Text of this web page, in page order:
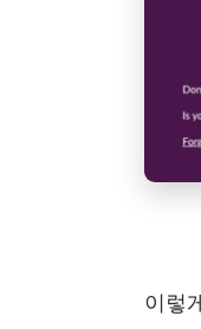
이렇